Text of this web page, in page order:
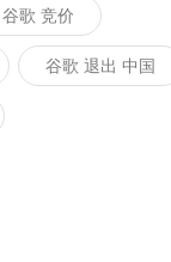
谷歌 竞价
谷歌 退出 中国